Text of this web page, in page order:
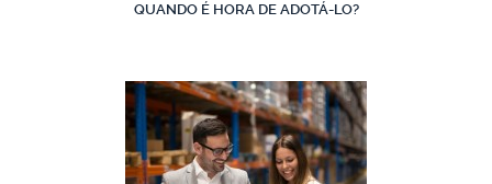
QUANDO É HORA DE ADOTÁ-LO?